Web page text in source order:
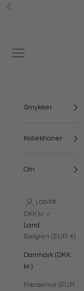
Spring til indhold
Forrige
Menu
Smykker
Kollektioner
Om
LOG PÅ
DKK kr.
Land
Belgien (EUR €)
Danmark (DKK
kr.)
Færøerne (EUR